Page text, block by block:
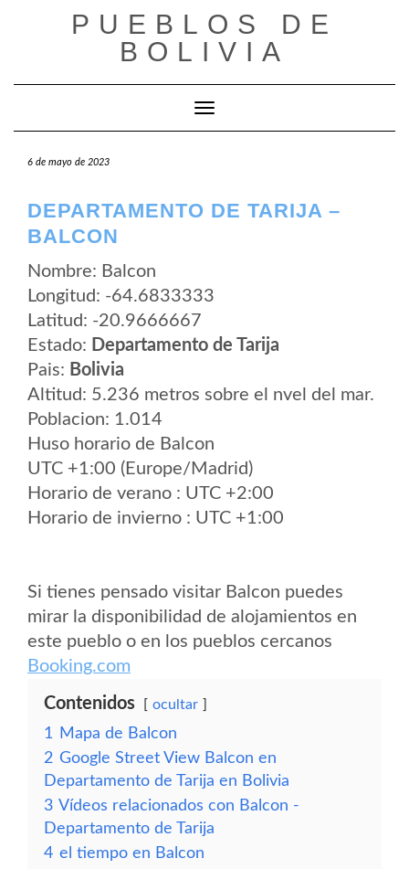
PUEBLOS DE
BOLIVIA
Cambiar modo de navegación
6 de mayo de 2023
DEPARTAMENTO DE TARIJA –
BALCON
Nombre: Balcon
Longitud: -64.6833333
Latitud: -20.9666667
Estado: Departamento de Tarija
Pais: Bolivia
Altitud: 5.236 metros sobre el nvel del mar.
Poblacion: 1.014
Huso horario de Balcon
UTC +1:00 (Europe/Madrid)
Horario de verano : UTC +2:00
Horario de invierno : UTC +1:00
Si tienes pensado visitar Balcon puedes
mirar la disponibilidad de alojamientos en
este pueblo o en los pueblos cercanos
Booking.com
Contenidos ocultar
1
Mapa de Balcon
2 Google Street View Balcon en
Departamento de Tarija en Bolivia
3 Vídeos relacionados con Balcon -
Departamento de Tarija
4 el tiempo en Balcon